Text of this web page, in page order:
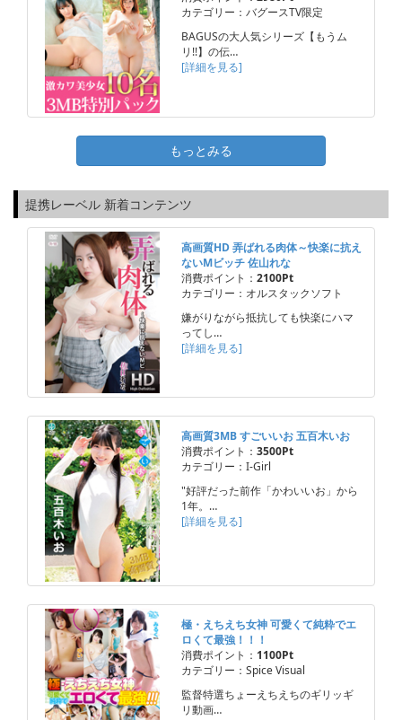
カテゴリー：バグースTV限定
BAGUSの大人気シリーズ【もうム
リ!!】の伝…
[詳細を見る]
もっとみる
提携レーベル 新着コンテンツ
高画質HD 弄ばれる肉体～快楽に抗え
ないMビッチ 佐山れな
消費ポイント： 2100Pt
カテゴリー：オルスタックソフト
嫌がりながら抵抗しても快楽にハマ
ってし…
[詳細を見る]
高画質3MB すごいいお 五百木いお
消費ポイント： 3500Pt
カテゴリー：I-Girl
"好評だった前作「かわいいお」から
1年。…
[詳細を見る]
極・えちえち女神 可愛くて純粋でエ
ロくて最強！！！
消費ポイント： 1100Pt
カテゴリー：Spice Visual
監督特選ちょーえちえちのギリッギ
リ動画…